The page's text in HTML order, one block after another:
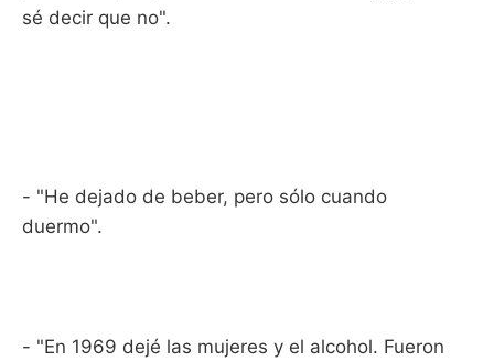
sé decir que no".
- "He dejado de beber, pero sólo cuando
duermo".
- "En 1969 dejé las mujeres y el alcohol. Fueron